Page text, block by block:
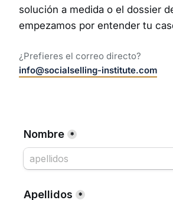
solución a medida o el dossier
empezamos por entender tu
¿Prefieres el correo directo?
info@socialselling-institute.com